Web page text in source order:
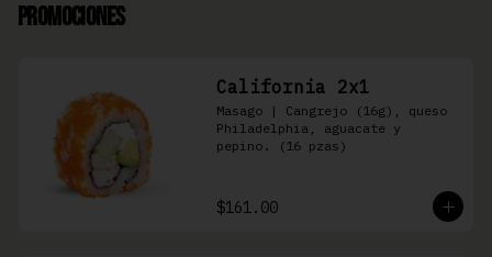
Promociones
California 2x1
Masago | Cangrejo (16g), queso
Philadelphia, aguacate y
pepino. (16 pzas)
$161.00